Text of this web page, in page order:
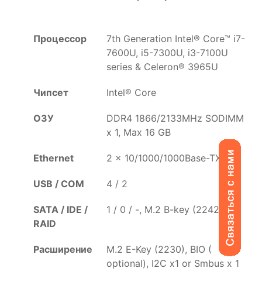
Процессор
7th Generation Intel® Core™ i7-
7600U, i5-7300U, i3-7100U
series & Celeron® 3965U
Чипсет Intel® Core
ОЗУ
DDR4 1866/2133MHz SODIMM
x 1, Max 16 GB
Ethernet 2 x 10/1000/1000Base-TX
USB / COM 4 / 2
SATA / IDE /
RAID
1 / 0 / -, M.2 B-key (2242)
Расширение
M.2 E-Key (2230), BIO (
optional), I2C x1 or Smbus x 1